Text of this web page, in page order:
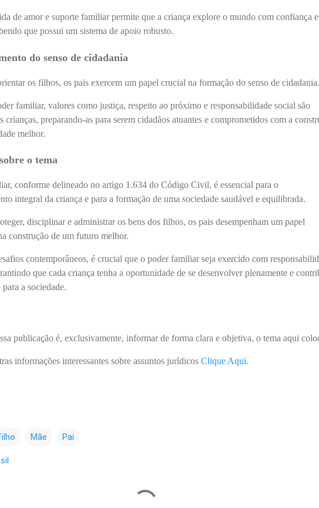
de amor e suporte familiar permite que a criança explore o mundo com confiança e
que possui um sistema de apoio robusto.
do senso de cidadania
os filhos, os pais exercem um papel crucial na formação do senso de cidadania.
familiar, valores como justiça, respeito ao próximo e responsabilidade social são
crianças, preparando-as para serem cidadãos atuantes e comprometidos com a
melhor.
o tema
conforme delineado no artigo 1.634 do Código Civil, é essencial para o
integral da criança e para a formação de uma sociedade saudável e equilibrada.
disciplinar e administrar os bens dos filhos, os pais desempenham um papel
construção de um futuro melhor.
contemporâneos, é crucial que o poder familiar seja exercido com
que cada criança tenha a oportunidade de se desenvolver plenamente e
a sociedade.
publicação é, exclusivamente, informar de forma clara e objetiva, o tema aqui
informações interessantes sobre assuntos jurídicos Clique Aqui.
Mãe Pai